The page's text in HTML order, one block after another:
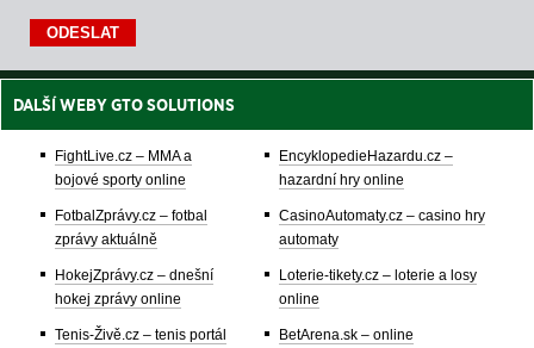
DALŠÍ WEBY GTO SOLUTIONS
FightLive.cz – MMA a
bojové sporty online
FotbalZprávy.cz – fotbal
zprávy aktuálně
HokejZprávy.cz – dnešní
hokej zprávy online
Tenis-Živě.cz – tenis portál
EncyklopedieHazardu.cz –
hazardní hry online
CasinoAutomaty.cz – casino hry
automaty
Loterie-tikety.cz – loterie a losy
online
BetArena.sk – online